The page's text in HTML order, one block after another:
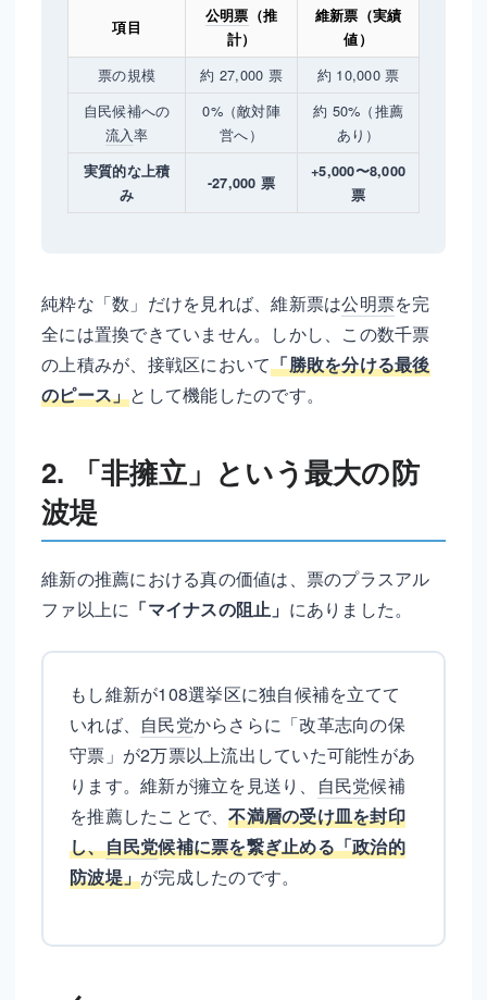
項目
公明票 （推
計）
維新票（実績
値）
票の規模 約 27,000 票
約 10,000 票
自民候補への
流入率
0%（敵対陣
営へ）
約 50%（推薦
あり）
実質的な上積
み
-27,000 票
+5,000〜8,000
票
純粋な「数」だけを見れば、維新票は公明票を完
全には置換できていません。しかし、この数千票
の上積みが、接戦区において「勝敗を分ける最後
のピース」として機能したのです。
2. 「非擁立」という最大の防
波堤
維新の推薦における真の価値は、票のプラスアル
ファ以上に 「マイナスの阻止」 にありました。
もし維新が108選挙区に独自候補を立てて
いれば、 自民党からさらに「改革志向の保
守票」が2万票以上流出していた可能性があ
ります。維新が擁立を見送り、
自民党候補
を推薦したことで、不満層の受け皿を封印
し、自民党候補に票を繋ぎ止める「政治的
防波堤」が完成したのです。